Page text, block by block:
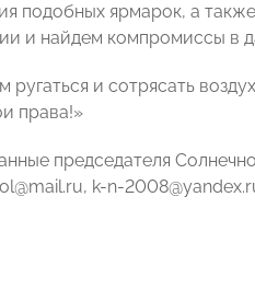
подобных ярмарок, а
и найдем компромиссы в
ругаться и сотрясать
права!»
председателя
k-n-